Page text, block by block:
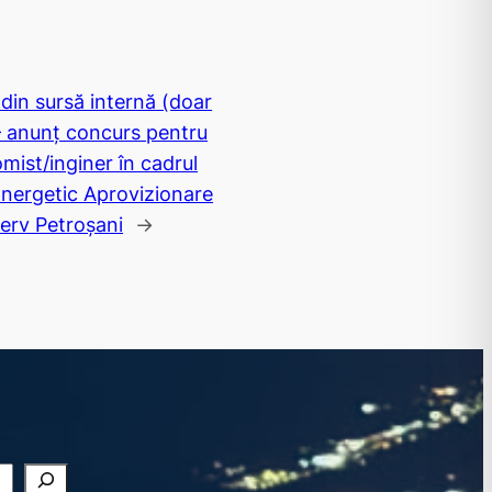
sursă internă (doar
anunț concurs pentru
inginer în cadrul
Aprovizionare
Petroșani →